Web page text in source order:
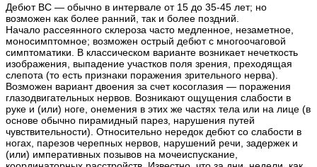
Дебют ВС — обычно в интервале от 15 до 35-45 лет; но
возможен как более ранний, так и более поздний.
Начало рассеянного склероза часто медленное, незаметное,
моносимптомное; возможен острый дебют с многоочаговой
симптоматики. В классическом варианте возникает нечеткость
изображения, выпадение участков поля зрения, преходящая
слепота (то есть признаки поражения зрительного нерва).
Возможен вариант двоения за счет косоглазия — поражения
глазодвигательных нервов. Возникают ощущения слабости в
руке и (или) ноге, онемения в этих же частях тела или на лице (в
основе обычно пирамидный парез, нарушения путей
чувствительности). Относительно нередок дебют со слабости в
ногах, парезов черепных нервов, нарушений речи, задержек и
(или) императивных позывов на мочеиспускание,